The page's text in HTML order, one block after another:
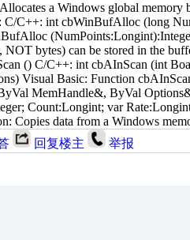
a Windows global memory
C/C++: int cbWinBufAlloc (long
NOT bytes) can be stored in the
() C/C++: int cbAInScan (int
Visual Basic: Function
MemHandle&, ByVal
Count:Longint; var
Copies data from a Windows
回复楼主 举报